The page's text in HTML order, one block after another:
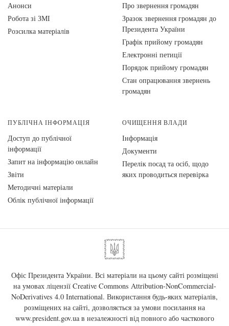
Анонси
Робота зі ЗМІ
Розсилка матеріалів
Про звернення громадян
Зразок звернення громадян до
Президента України
Графік прийому громадян
Електронні петиції
Порядок прийому громадян
Стан опрацювання звернень
громадян
ПУБЛІЧНА ІНФОРМАЦІЯ
Доступ до публічної
інформації
Запит на інформацію онлайн
Звіти
Методичні матеріали
Облік публічної інформації
ОЧИЩЕННЯ ВЛАДИ
Інформація
Документи
Перелік посад та осіб, щодо
яких проводиться перевірка
Офіс Президента України. Всі матеріали на цьому сайті розміщені
на умовах ліцензії Creative Commons Attribution-NonCommercial-
NoDerivatives 4.0 International. Використання будь-яких матеріалів,
розміщених на сайті, дозволяється за умови посилання на
www.president.gov.uaв незалежності від повного або часткового